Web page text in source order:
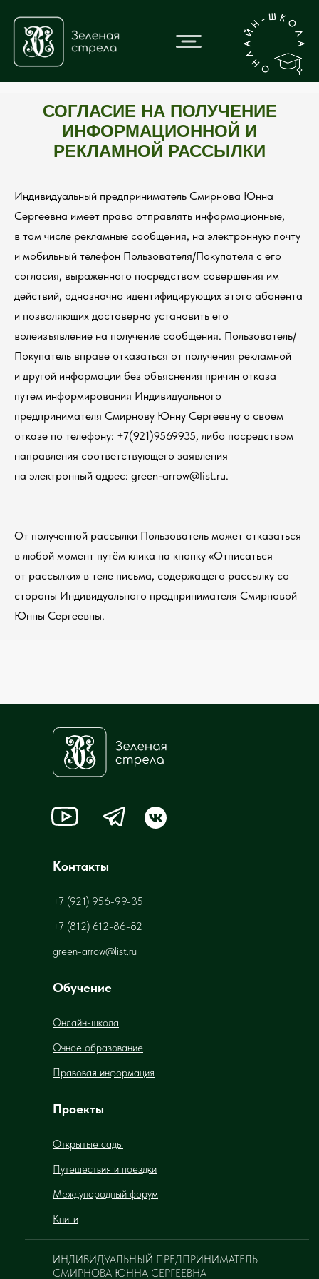
СОГЛАСИЕ НА ПОЛУЧЕНИЕ
ИНФОРМАЦИОННОЙ И
РЕКЛАМНОЙ РАССЫЛКИ
Индивидуальный предприниматель Смирнова Юнна
Сергеевна имеет право отправлять информационные,
в том числе рекламные сообщения, на электронную почту
и мобильный телефон Пользователя/Покупателя с его
согласия, выраженного посредством совершения им
действий, однозначно идентифицирующих этого абонента
и позволяющих достоверно установить его
волеизъявление на получение сообщения. Пользователь/
Покупатель вправе отказаться от получения рекламной
и другой информации без объяснения причин отказа
путем информирования Индивидуального
предпринимателя Смирнову Юнну Сергеевну о своем
отказе по телефону: +7(921)9569935, либо посредством
направления соответствующего заявления
на электронный адрес: green-arrow@list.ru.
От полученной рассылки Пользователь может отказаться
в любой момент путём клика на кнопку «Отписаться
от рассылки» в теле письма, содержащего рассылку со
стороны Индивидуального предпринимателя Смирновой
Юнны Сергеевны.
Контакты
Обучение
Проекты
Онлайн-школа
Очное образование
Международный форум
Книги
Открытые сады
Путешествия и поездки
Правовая информация
домофон 35
+7 (812) 612-86-82
+7 (921) 956-99-35
green-arrow@list.ru
пн - пт с 10.00-18.00
ИНДИВИДУАЛЬНЫЙ ПРЕДПРИНИМАТЕЛЬ
СМИРНОВА ЮННА СЕРГЕЕВНА